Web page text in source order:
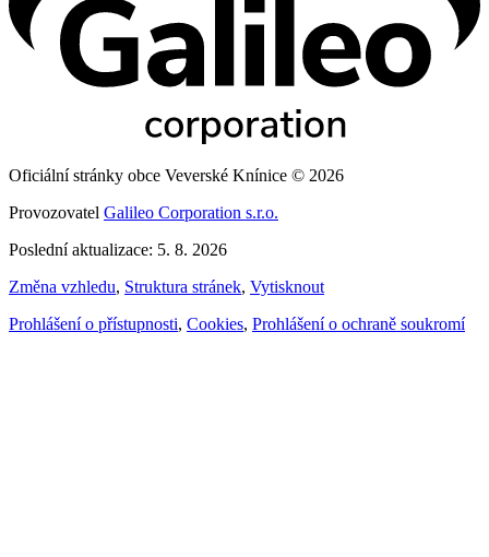
Oficiální stránky obce Veverské Knínice © 2026
Provozovatel Galileo Corporation s.r.o.
Poslední aktualizace: 5. 8. 2026
Změna vzhledu, Struktura stránek, Vytisknout
Prohlášení o přístupnosti, Cookies, Prohlášení o ochraně soukromí